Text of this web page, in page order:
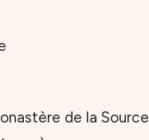
de la Source